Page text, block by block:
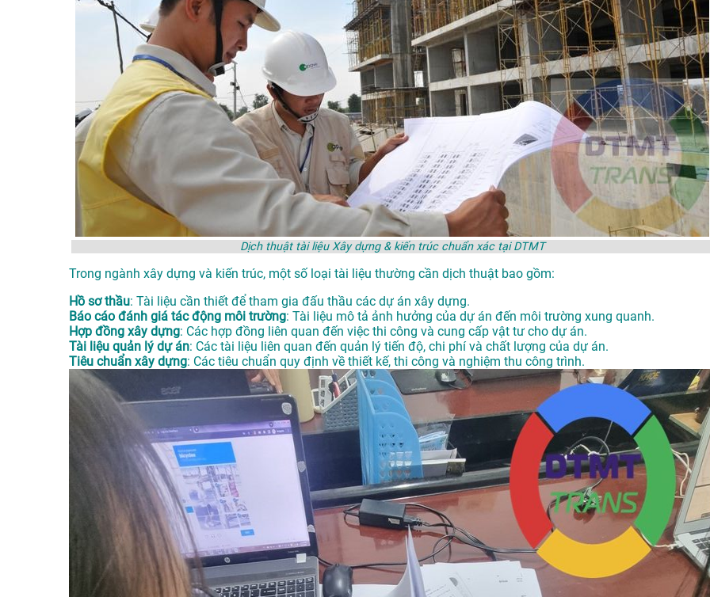
Dịch thuật tài liệu Xây dựng & kiến trúc chuẩn xác tại DTMT
Trong ngành xây dựng và kiến trúc, một số loại tài liệu thường cần dịch thuật bao gồm:
Hồ sơ thầu: Tài liệu cần thiết để tham gia đấu thầu các dự án xây dựng.
Báo cáo đánh giá tác động môi trường: Tài liệu mô tả ảnh hưởng của dự án đến môi trường xung quanh.
Hợp đồng xây dựng: Các hợp đồng liên quan đến việc thi công và cung cấp vật tư cho dự án.
Tài liệu quản lý dự án: Các tài liệu liên quan đến quản lý tiến độ, chi phí và chất lượng của dự án.
Tiêu chuẩn xây dựng: Các tiêu chuẩn quy định về thiết kế, thi công và nghiệm thu công trình.